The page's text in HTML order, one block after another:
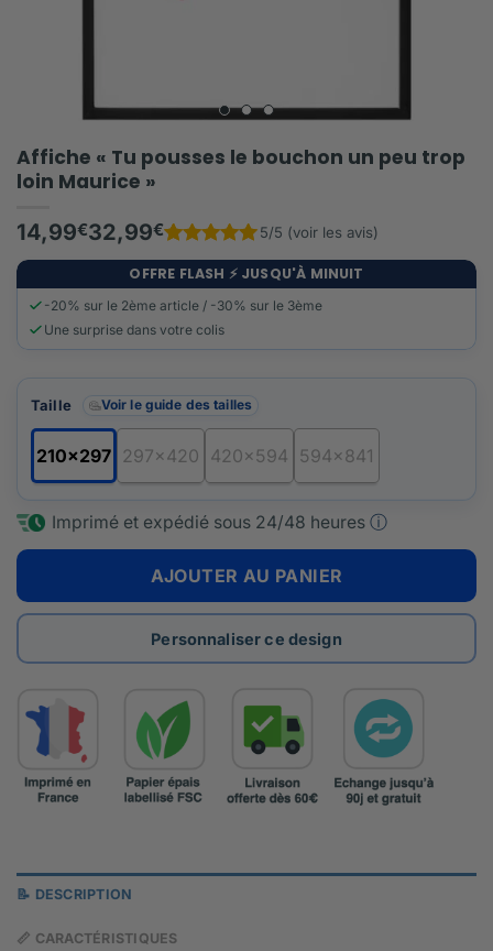
Affiche « Tu pousses le bouchon un peu trop
loin Maurice »
14,99€32,99€
Noté5sur 5 basé sur
1 notation client
5/5 (voir les avis)
OFFRE FLASH ⚡️ JUSQU'À MINUIT
-20% sur le 2ème article / -30% sur le 3ème
Une surprise dans votre colis
Taille Voir le guide des tailles
210x297 297x420 420x594 594x841
Imprimé et expédié sous 24/48 heures ⓘ
AJOUTER AU PANIER
Personnaliser ce design
📝 DESCRIPTION
📏 CARACTÉRISTIQUES